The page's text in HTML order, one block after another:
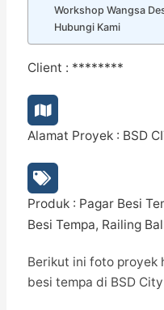
Workshop Wangsa
Hubungi Kami
Client : ********
Alamat Proyek : BSD
Produk : Pagar Besi
Besi Tempa, Railing
Berikut ini foto proyek
besi tempa di BSD